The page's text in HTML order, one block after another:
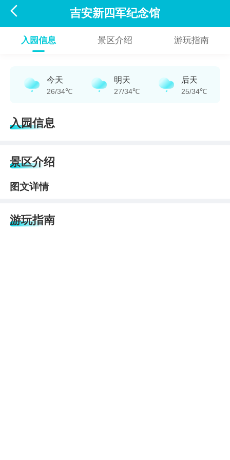
 吉安新四军纪念馆
入园信息 景区介绍 游玩指南
今天
26/34℃
明天
27/34℃
后天
25/34℃
入园信息
景区介绍
图文详情
游玩指南